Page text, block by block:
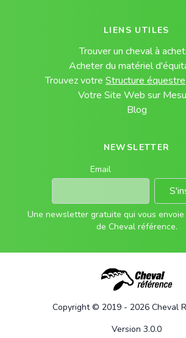
LIENS UTILES
Trouver un cheval à
Acheter du matériel
Trouvez votre Structure équestre
Votre Site Web sur
Blog
NEWSLETTER
Email
Une newsletter gratuite qui vous
de Cheval référence.
Copyright © 2019 - 2026 Cheval
Version 3.0.0